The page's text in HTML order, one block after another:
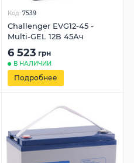
Код: 7539
Challenger EVG12-45 -
Multi-GEL 12В 45Ач
6 523 грн
В НАЛИЧИИ
Подробнее